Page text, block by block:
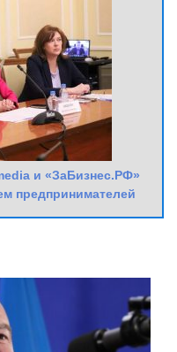
и «ЗаБизнес.РФ»
предпринимателей